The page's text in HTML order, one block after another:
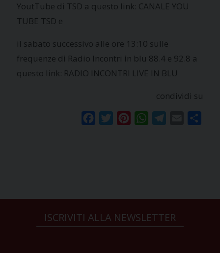
YoutTube di TSD a questo link: CANALE YOU
TUBE TSD e
il sabato successivo alle ore 13:10 sulle
frequenze di Radio Incontri in blu 88.4 e 92.8 a
questo link: RADIO INCONTRI LIVE IN BLU
condividi su
FacebookTwitterPinterestWhatsAppTelegram
Email
ISCRIVITI ALLA NEWSLETTER